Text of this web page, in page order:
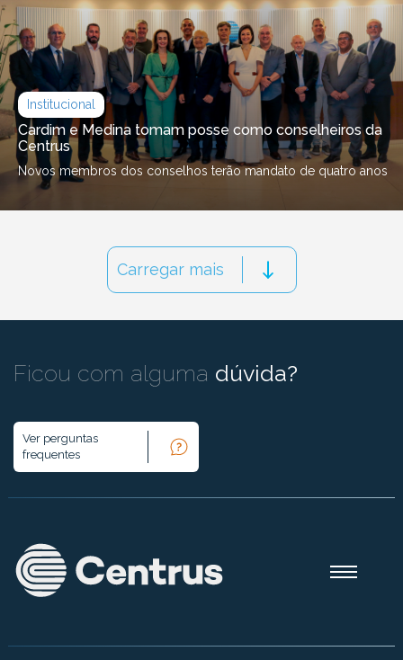
Institucional
Cardim e Medina tomam posse como conselheiros da
Centrus
Novos membros dos conselhos terão mandato de quatro anos
Carregar mais
Ficou com alguma dúvida?
Ver perguntas
frequentes